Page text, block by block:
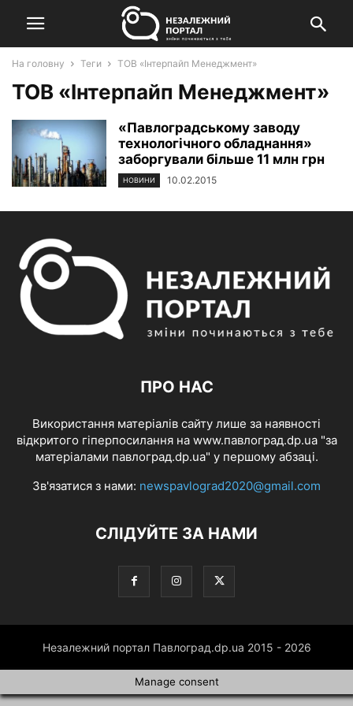
На головну Теги ТОВ «Інтерпайп Менеджмент»
ТОВ «Інтерпайп Менеджмент»
«Павлоградському заводу
технологічного обладнання»
заборгували більше 11 млн грн
НОВИНИ 10.02.2015
ПРО НАС
Використання матеріалів сайту лише за наявності
відкритого гіперпосилання на www.павлоград.dp.ua "за
матеріалами павлоград.dp.ua" у першому абзаці.
Зв'язатися з нами: newspavlograd2020@gmail.com
СЛІДУЙТЕ ЗА НАМИ
Незалежний портал Павлоград.dp.ua 2015 - 2026
Manage consent